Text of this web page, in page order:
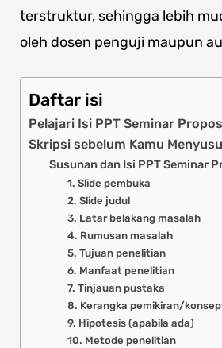
terstruktur, sehingga lebih
oleh dosen penguji maupun
Daftar isi
Pelajari Isi PPT Seminar
Skripsi sebelum Kamu
Susunan dan Isi PPT Seminar
1. Slide pembuka
2. Slide judul
3. Latar belakang masalah
4. Rumusan masalah
5. Tujuan penelitian
6. Manfaat penelitian
7. Tinjauan pustaka
8. Kerangka pemikiran/
9. Hipotesis (apabila ada)
10. Metode penelitian